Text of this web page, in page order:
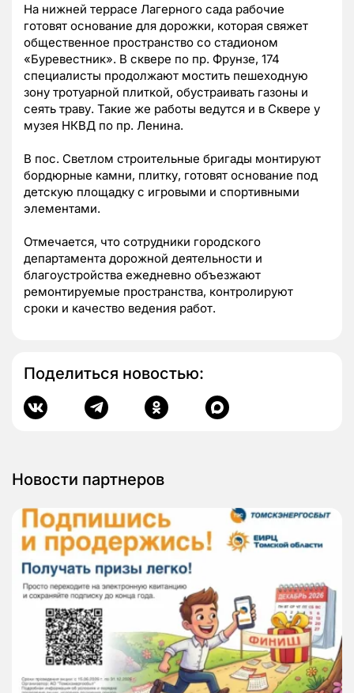
На нижней террасе Лагерного сада рабочие
готовят основание для дорожки, которая свяжет
общественное пространство со стадионом
«Буревестник». В сквере по пр. Фрунзе, 174
специалисты продолжают мостить пешеходную
зону тротуарной плиткой, обустраивать газоны и
сеять траву. Такие же работы ведутся и в Сквере у
музея НКВД по пр. Ленина.
В пос. Светлом строительные бригады монтируют
бордюрные камни, плитку, готовят основание под
детскую площадку с игровыми и спортивными
элементами.
Отмечается, что сотрудники городского
департамента дорожной деятельности и
благоустройства ежедневно объезжают
ремонтируемые пространства, контролируют
сроки и качество ведения работ.
Поделиться новостью:
Новости партнеров